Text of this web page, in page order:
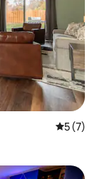
5 (7)